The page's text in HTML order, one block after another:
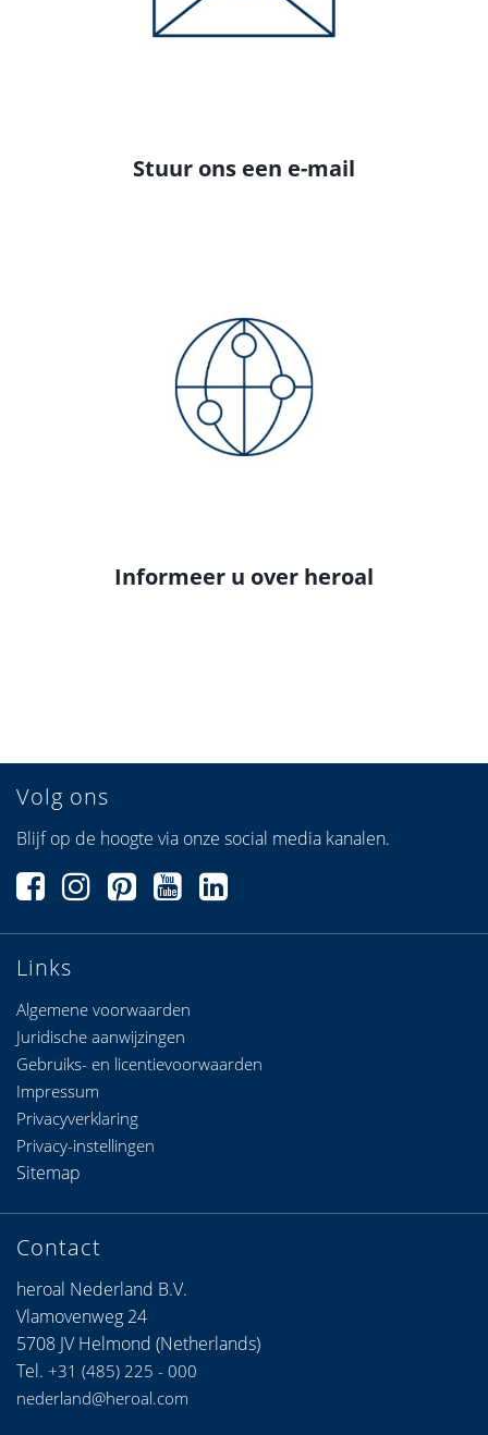
Stuur ons een e-mail
Informeer u over heroal
Links
Algemene voorwaarden
Juridische aanwijzingen
Gebruiks- en licentievoorwaarden
Volg ons
Blijf op de hoogte via onze social media kanalen.
Contact
heroal Nederland B.V.
Vlamovenweg 24
5708 JV Helmond (Netherlands)
Tel. +31 (485) 225 - 000
nederland@heroal.com
Impressum
Privacyverklaring
Privacy-instellingen
Sitemap